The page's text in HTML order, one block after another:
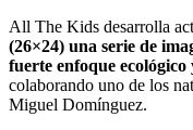
All The Kids desarrolla
(26×24) una serie de
fuerte enfoque ecológico
colaborando uno de los
Miguel Domínguez.